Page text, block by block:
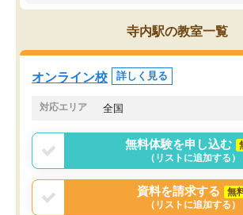
ので、自信をもって受験勉強を進める
ことができました。自分のように勉強
のやり方や進捗管理で苦労している方
には特におすすめしたい塾です。
寺内駅の教室一覧
オンライン校 詳しく見る
対応エリア 全国
無料体験を申し込む
（リストに追加する）
資料を請求する
無
（リストに追加する）